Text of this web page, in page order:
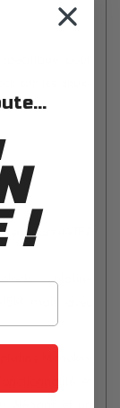
pour
support 447FZ
: platine
mais avec
!